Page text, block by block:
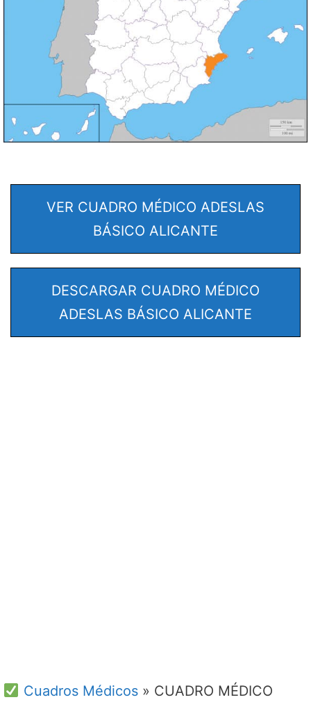
VER CUADRO MÉDICO ADESLAS
BÁSICO ALICANTE
DESCARGAR CUADRO MÉDICO
ADESLAS BÁSICO ALICANTE
Cuadros Médicos» CUADRO MÉDICO